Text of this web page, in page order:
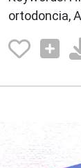
ortodoncia,